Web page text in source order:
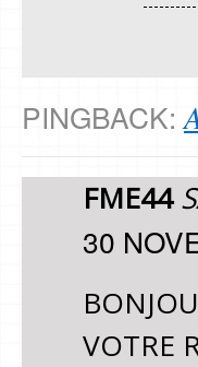
PINGBACK:
FME44
30
VOTRE